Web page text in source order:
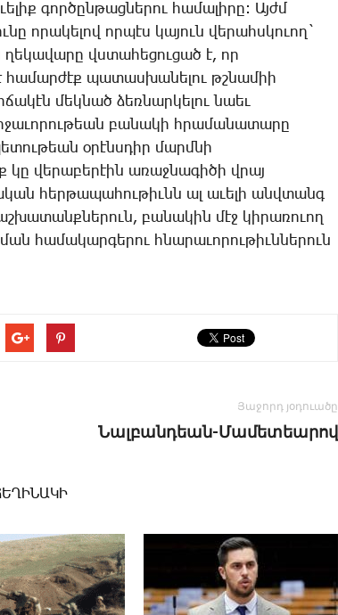
գոր­ծըն­թաց­նե­րու հա­մա­լի­րը: Այժմ
ո­րա­կե­լով որ­պէս կա­յուն վե­րահս­կո­ւող`
վստա­հե­ցու­ցած է, որ
պա­տաս­խա­նե­լու թշնա­միի
մեկ­նած ձեռ­նար­կե­լու նաեւ
բա­նա­կի հրա­մա­նա­տա­րը
օ­րէնս­դիր մարմ­նի
կը վե­րա­բե­րէին ա­ռաջ­նա­գի­ծի վրայ
հեր­թա­պա­հու­թիւնն ալ ա­ւե­լի անվ­տանգ
բա­նա­կին մէջ կի­րա­ռո­ւող
հա­մա­կար­գե­րու հնա­րա­ւո­րու­թիւն­նե­րուն
Յաջորդ յօդուածը
Նալբանդեան-Մամետեարով